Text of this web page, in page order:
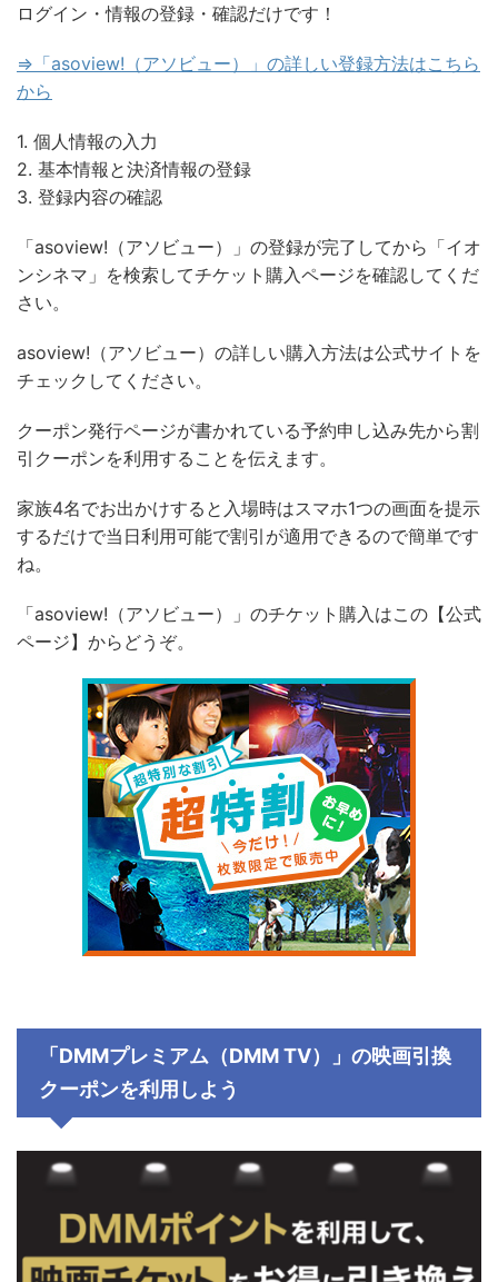
ログイン・情報の登録・確認だけです！
⇒「asoview!（アソビュー）」の詳しい登録方法はこちら
から
1. 個人情報の入力
2. 基本情報と決済情報の登録
3. 登録内容の確認
「asoview!（アソビュー）」の登録が完了してから「イオ
ンシネマ」を検索してチケット購入ページを確認してくだ
さい。
asoview!（アソビュー）の詳しい購入方法は公式サイトを
チェックしてください。
クーポン発行ページが書かれている予約申し込み先から割
引クーポンを利用することを伝えます。
家族4名でお出かけすると入場時はスマホ1つの画面を提示
するだけで当日利用可能で割引が適用できるので簡単です
ね。
「asoview!（アソビュー）」のチケット購入はこの【公式
ページ】からどうぞ。
「DMMプレミアム（DMM TV）」の映画引換
クーポンを利用しよう